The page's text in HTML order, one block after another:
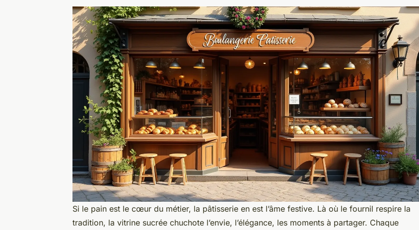
Si le pain est le cœur du métier, la pâtisserie en est l’âme festive. Là où le fournil respire la
tradition, la vitrine sucrée chuchote l’envie, l’élégance, les moments à partager. Chaque